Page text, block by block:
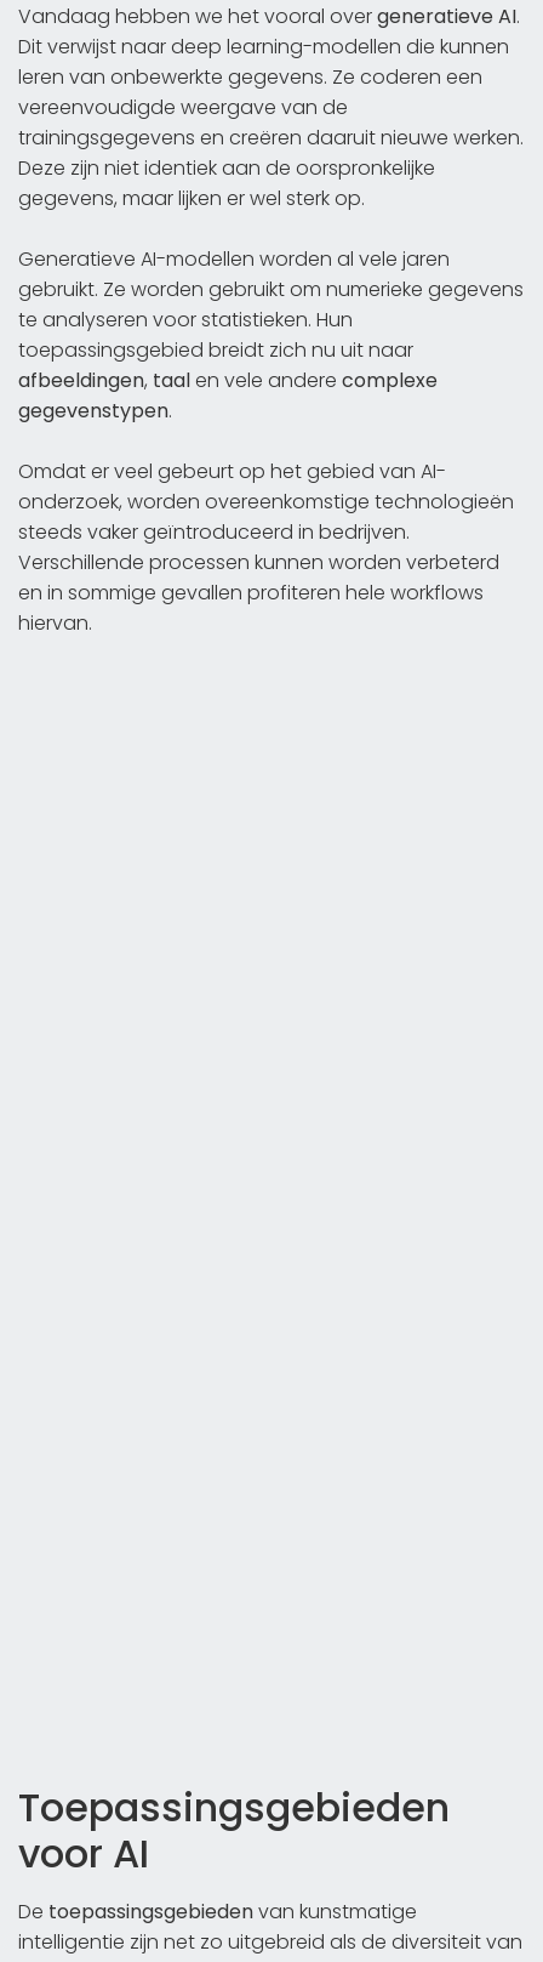
Vandaag hebben we het vooral overgeneratieve AI.
Dit verwijst naar deep learning-modellen die kunnen
leren van onbewerkte gegevens. Ze coderen een
vereenvoudigde weergave van de
trainingsgegevens en creëren daaruit nieuwe werken.
Deze zijn niet identiek aan de oorspronkelijke
gegevens, maar lijken er wel sterk op.
Generatieve AI-modellen worden al vele jaren
gebruikt. Ze worden gebruikt om numerieke gegevens
te analyseren voor statistieken. Hun
toepassingsgebied breidt zich nu uit naar
afbeeldingen, taalen vele andere complexe
gegevenstypen.
Omdat er veel gebeurt op het gebied van AI-
onderzoek, worden overeenkomstige technologieën
steeds vaker geïntroduceerd in bedrijven.
Verschillende processen kunnen worden verbeterd
en in sommige gevallen profiteren hele workflows
hiervan.
Toepassingsgebieden
voor AI
De toepassingsgebiedenvan kunstmatige
intelligentie zijn net zo uitgebreid als de diversiteit van